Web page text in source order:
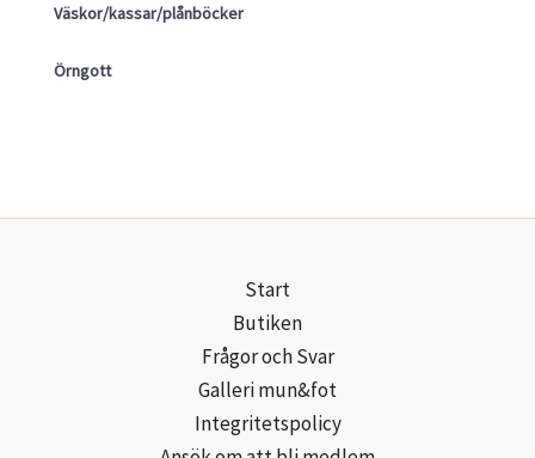
Väskor/kassar/plånböcker
Örngott
Start
Butiken
Frågor och Svar
Galleri mun&fot
Integritetspolicy